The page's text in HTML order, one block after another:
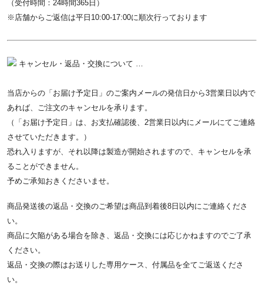
（受付時間：24時間365日）
※店舗からご返信は平日10:00-17:00に順次行っております
キャンセル・返品・交換について …
当店からの「お届け予定日」のご案内メールの発信日から3営業日以内で
あれば、ご注文のキャンセルを承ります。
（「お届け予定日」は、お支払確認後、2営業日以内にメールにてご連絡
させていただきます。）
恐れ入りますが、それ以降は製造が開始されますので、キャンセルを承
ることができません。
予めご承知おきくださいませ。
商品発送後の返品・交換のご希望は商品到着後8日以内にご連絡くださ
い。
商品に欠陥がある場合を除き、返品・交換には応じかねますのでご了承
ください。
返品・交換の際はお送りした専用ケース、付属品を全てご返送くださ
い。